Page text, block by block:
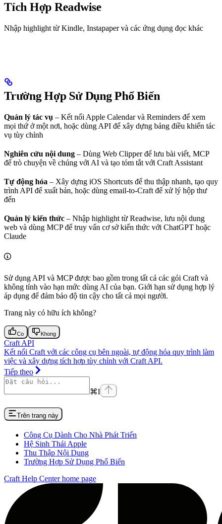
Tích Hợp Readwise
Nhập highlight từ Kindle, Instapaper và các ứng dụng đọc khác
Trường Hợp Sử Dụng Phổ Biến
Quản lý tác vụ – Kết nối Apple Calendar và Reminders để xem
mọi thứ ở một nơi, hoặc dùng API để xây dựng bảng điều khiển tác
vụ tùy chỉnh
Nghiên cứu nội dung – Dùng Web Clipper để lưu bài viết, MCP
để trò chuyện về chúng với AI và tạo tóm tắt với Craft Assistant
Tự động hóa – Xây dựng iOS Shortcuts để thu thập nhanh, tạo quy
trình API để xuất bản, hoặc dùng email-to-Craft để xử lý hộp thư
đến
Quản lý kiến thức – Nhập highlight từ Readwise, lưu nội dung
web và dùng MCP để truy vấn cơ sở kiến thức với ChatGPT hoặc
Claude
Sử dụng API và MCP được bao gồm trong tất cả các gói Craft và
không tính vào hạn mức dùng AI của bạn. Giới hạn sử dụng hợp lý
áp dụng để đảm bảo độ tin cậy cho tất cả mọi người.
Trang này có hữu ích không?
Co Khong
Craft API
Kết nối Craft với các công cụ bên ngoài, tự động hóa quy trình làm
việc và xây dựng tích hợp tùy chỉnh với Craft API.
Tiếp theo
⌘I
Trên trang này
Công Cụ Dành Cho Nhà Phát Triển
Hệ Sinh Thái Apple
Thu Thập Nội Dung
Trường Hợp Sử Dụng Phổ Biến
Craft Help Centerhome page